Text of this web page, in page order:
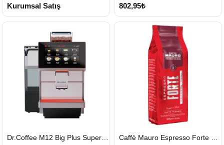
Kurumsal Satış 802,95₺
GÖNDERİ
GÖNDERİ